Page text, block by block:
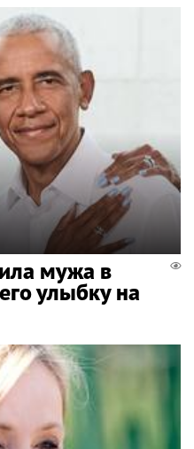
мужа в
улыбку на